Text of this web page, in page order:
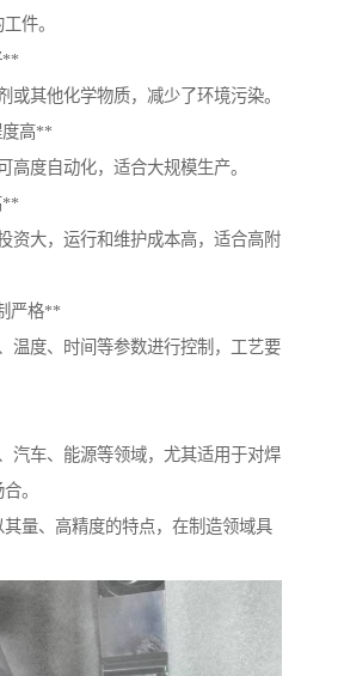
件。
**
或其他化学物质，减少了环境污染。
度高**
高度自动化，适合大规模生产。
**
资大，运行和维护成本高，适合高附
严格**
温度、时间等参数进行控制，工艺要
汽车、能源等领域，尤其适用于对焊
。
量、高精度的特点，在制造领域具